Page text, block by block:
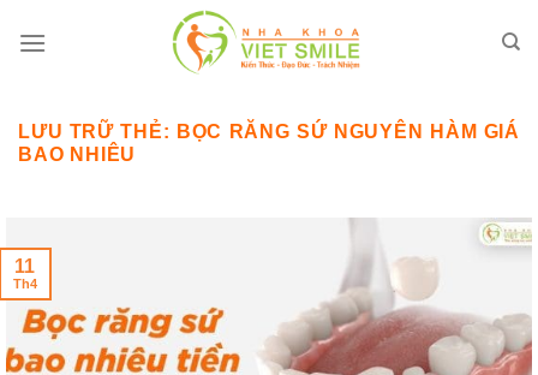
qua
LƯU TRỮ THẺ: BỌC RĂNG SỨ NGUYÊN HÀM GIÁ
BAO NHIÊU
11
Th4